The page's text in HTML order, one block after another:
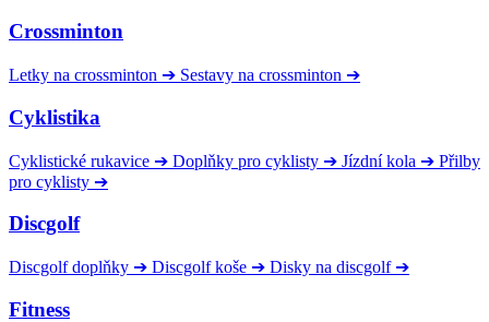
Crossminton
Letky na crossminton ➔ Sestavy na crossminton ➔
Cyklistika
Cyklistické rukavice ➔ Doplňky pro cyklisty ➔ Jízdní kola ➔ Přilby
pro cyklisty ➔
Discgolf
Discgolf doplňky ➔ Discgolf koše ➔ Disky na discgolf ➔
Fitness